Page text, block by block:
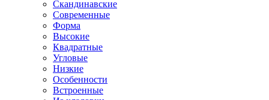
Скандинавские
Современные
Форма
Высокие
Квадратные
Угловые
Низкие
Особенности
Встроенные